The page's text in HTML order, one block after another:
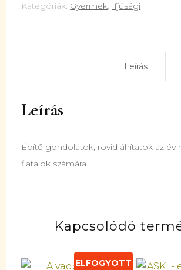
Kategóriák: Gyermek, Ifjúsági
Leírás
Leírás
Építő gondolatok, rövid áhítatok az év
fiatalok számára.
Kapcsolódó
ELFOGYOTT